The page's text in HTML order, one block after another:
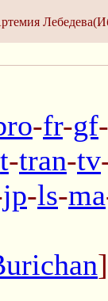
-fr-gf-
t-tran-tv
jp-ls-ma